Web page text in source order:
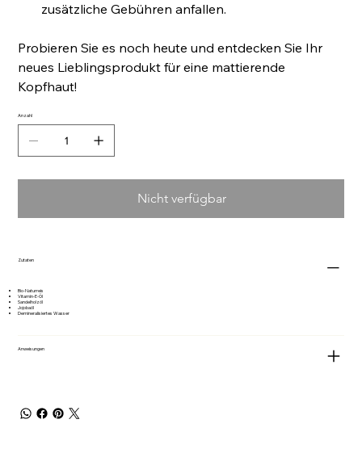
zusätzliche Gebühren anfallen.
Probieren Sie es noch heute und entdecken Sie Ihr
neues Lieblingsprodukt für eine mattierende
Kopfhaut!
Anzahl
Nicht verfügbar
Zutaten
Bio-Naturreis
Vitamin-E-Öl
Sandelholzöl
Jojobaöl
Demineralisiertes Wasser
Anweisungen